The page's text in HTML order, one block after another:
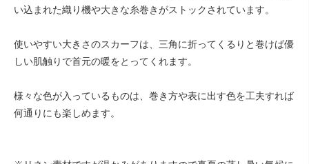
い込まれた織り機や大きな糸巻きがストックされています。
使いやすい大きさのスカーフは、三角に折ってくるりと巻けば優
しい肌触りで首元の暖をとってくれます。
様々な色が入っているものは、巻き方や表に出す色を工夫すれば
何通りにも楽しめます。